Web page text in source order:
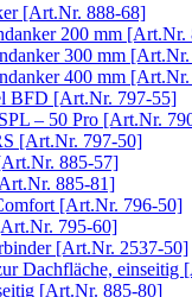
[Art.Nr. 888-68]
200 mm [Art.Nr.
300 mm
400 mm
BFD [Art.Nr. 797-55]
– 50 Pro [Art.Nr.
[Art.Nr. 797-50]
885-57]
885-81]
[Art.Nr. 796-50]
795-60]
[Art.Nr. 2537-50]
Dachfläche, einseitig
[Art.Nr. 885-80]